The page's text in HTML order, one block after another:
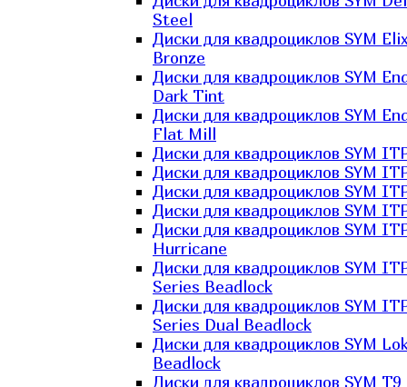
Steel
Диски для квадроциклов SYM
Bronze
Диски для квадроциклов SYM
Dark Tint
Диски для квадроциклов SYM
Flat Mill
Диски для квадроциклов SYM
Диски для квадроциклов SYM
Диски для квадроциклов SYM
Диски для квадроциклов SYM
Диски для квадроциклов SYM
Hurricane
Диски для квадроциклов SYM
Series Beadlock
Диски для квадроциклов SYM
Series Dual Beadlock
Диски для квадроциклов SYM
Beadlock
Диски для квадроциклов SYM T9